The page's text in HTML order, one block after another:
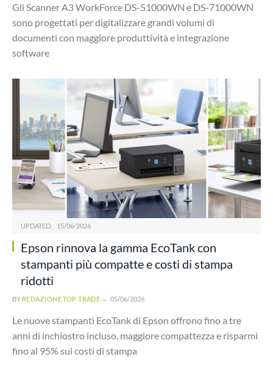
Gli Scanner A3 WorkForce DS-51000WN e DS-71000WN
sono progettati per digitalizzare grandi volumi di
documenti con maggiore produttività e integrazione
software
UPDATED: 15/06/2026
Epson rinnova la gamma EcoTank con
stampanti più compatte e costi di stampa
ridotti
BY REDAZIONE TOP TRADE 05/06/2026
Le nuove stampanti EcoTank di Epson offrono fino a tre
anni di inchiostro incluso, maggiore compattezza e risparmi
fino al 95% sui costi di stampa